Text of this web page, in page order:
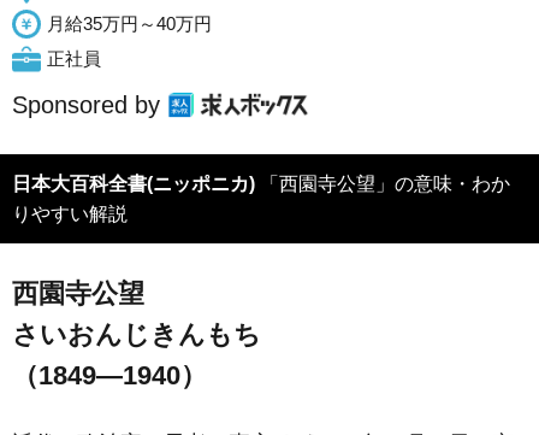
月給35万円～40万円
正社員
Sponsored by
日本大百科全書(ニッポニカ) 「西園寺公望」の意味・わか
りやすい解説
西園寺公望
さいおんじきんもち
（1849―1940）